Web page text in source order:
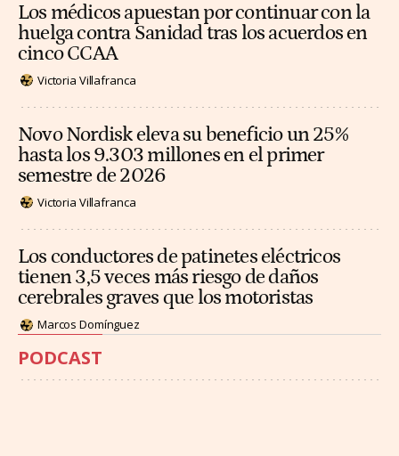
Los médicos apuestan por continuar con la
huelga contra Sanidad tras los acuerdos en
cinco CCAA
Victoria Villafranca
Novo Nordisk eleva su beneficio un 25%
hasta los 9.303 millones en el primer
semestre de 2026
Victoria Villafranca
Los conductores de patinetes eléctricos
tienen 3,5 veces más riesgo de daños
cerebrales graves que los motoristas
Marcos Domínguez
PODCAST